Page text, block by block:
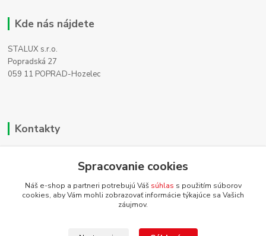
Kde nás nájdete
STALUX s.r.o.
Popradská 27
059 11 POPRAD-Hozelec
Kontakty
+421 911 990 200
info@homehifi.sk
Spracovanie cookies
Náš e-shop a partneri potrebujú Váš súhlas s použitím súborov
cookies, aby Vám mohli zobrazovať informácie týkajúce sa Vašich
záujmov.